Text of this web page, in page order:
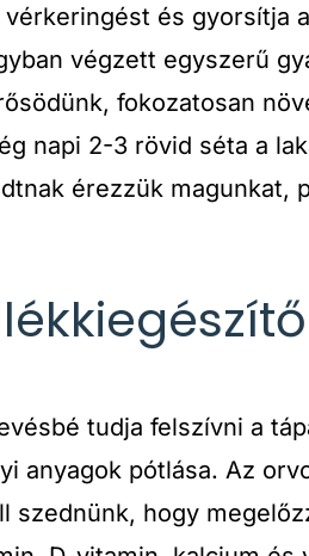
és gyorsítja
végzett egyszerű
fokozatosan
napi 2-3 rövid séta a
érezzük magunkat,
tudja felszívni a
anyagok pótlása. Az
hogy